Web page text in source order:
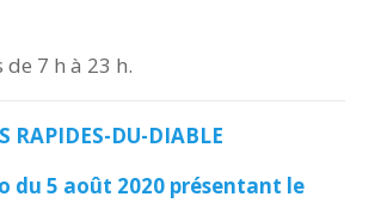
7 h à 23 h.
RAPIDES-DU-DIABLE
du 5 août 2020 présentant le